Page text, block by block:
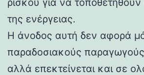
της ενέργειας.
Η άνοδος αυτή δεν αφορά
παραδοσιακούς παραγωγούς
αλλά επεκτείνεται και σε